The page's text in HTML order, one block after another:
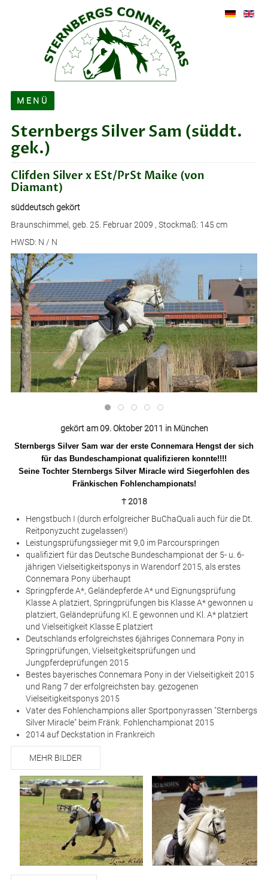
MENÜ
Über uns
Verkauf
Hengste
Ehemalige Hengste
Zuchtstuten
Fohlen
Neues
Pensionspferde & Aufzucht
Kontakt
Sternbergs Silver Sam (süddt.
gek.)
Clifden Silver x ESt/PrSt Maike (von
Diamant)
süddeutsch gekört
Braunschimmel, geb. 25. Februar 2009 , Stockmaß: 145 cm
HWSD: N / N
gekört am 09. Oktober 2011 in München
Sternbergs Silver Sam war der erste Connemara Hengst der sich
für das Bundeschampionat qualifizieren konnte!!!!
Seine Tochter Sternbergs Silver Miracle wird Siegerfohlen des
Fränkischen Fohlenchampionats!
† 2018
Hengstbuch I (durch erfolgreicher BuChaQuali auch für die Dt.
Reitponyzucht zugelassen!)
Leistungsprüfungssieger mit 9,0 im Parcourspringen
qualifiziert für das Deutsche Bundeschampionat der 5- u. 6-
jährigen Vielseitigkeitsponys in Warendorf 2015, als erstes
Connemara Pony überhaupt
Springpferde A*, Geländepferde A* und Eignungsprüfung
Klasse A platziert, Springprüfungen bis Klasse A* gewonnen u
platziert, Geländeprüfung Kl. E gewonnen und Kl. A* platziert
und Vielseitigkeit Klasse E platziert
Deutschlands erfolgreichstes 6jähriges Connemara Pony in
Springprüfungen, Vielseitgkeitsprüfungen und
Jungpferdeprüfungen 2015
Bestes bayerisches Connemara Pony in der Vielseitigkeit 2015
und Rang 7 der erfolgreichsten bay. gezogenen
Vielseitigkeitsponys 2015
Vater des Fohlenchampions aller Sportponyrassen "Sternbergs
Silver Miracle" beim Fränk. Fohlenchampionat 2015
2014 auf Deckstation in Frankreich
MEHR BILDER